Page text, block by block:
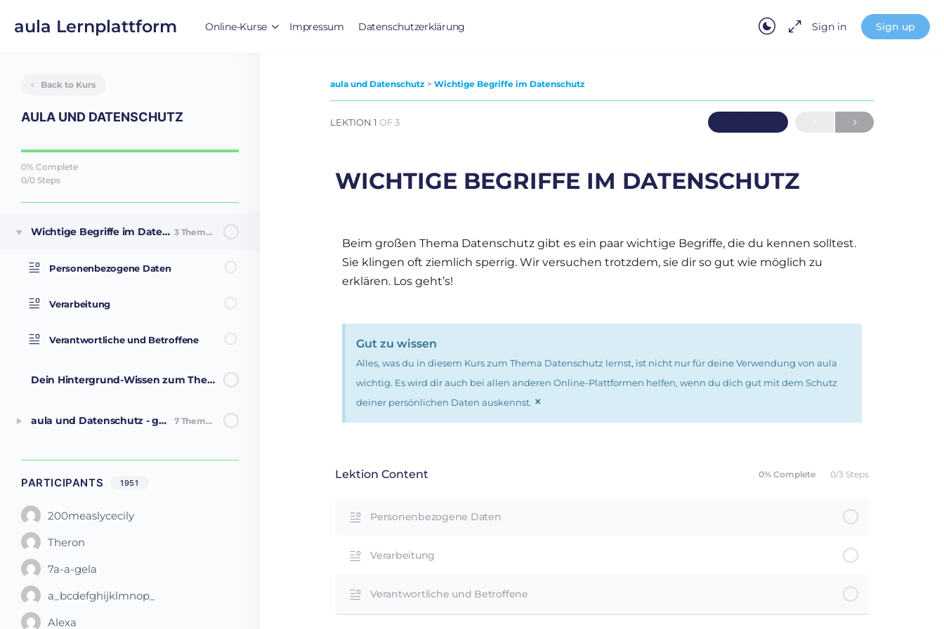
aula Lernplattform Online-Kurse Impressum Datenschutzerklärung Sign in Sign up
Back to Kurs
AULA UND DATENSCHUTZ
0% Complete
0/0 Steps
Wichtige Begriffe im Datenschutz 3 Themen
Personenbezogene Daten
Verarbeitung
Verantwortliche und Betroffene
Dein Hintergrund-Wissen zum Thema Datenschutz
aula und Datenschutz - gut zu wissen! 7 Themen
PARTICIPANTS 1951
200measlycecily
Theron
7a-a-gela
a_bcdefghijklmnop_
Alexa
aula und Datenschutz Wichtige Begriffe im Datenschutz
LEKTION 1 OF 3
WICHTIGE BEGRIFFE IM DATENSCHUTZ
Beim großen Thema Datenschutz gibt es ein paar wichtige Begriffe, die du kennen solltest.
Sie klingen oft ziemlich sperrig. Wir versuchen trotzdem, sie dir so gut wie möglich zu
erklären. Los geht’s!
Gut zu wissen
Alles, was du in diesem Kurs zum Thema Datenschutz lernst, ist nicht nur für deine Verwendung von aula
wichtig. Es wird dir auch bei allen anderen Online-Plattformen helfen, wenn du dich gut mit dem Schutz
deiner persönlichen Daten auskennst. ×
Lektion Content 0% Complete 0/3 Steps
Personenbezogene Daten
Verarbeitung
Verantwortliche und Betroffene